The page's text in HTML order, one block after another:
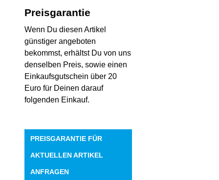
Preisgarantie
Wenn Du diesen Artikel
günstiger angeboten
bekommst, erhältst Du von uns
denselben Preis, sowie einen
Einkaufsgutschein über 20
Euro für Deinen darauf
folgenden Einkauf.
PREISGARANTIE FÜR
AKTUELLEN ARTIKEL
ANFRAGEN